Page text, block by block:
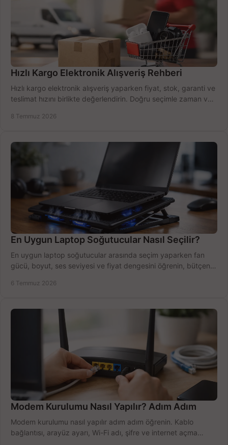
Hızlı Kargo Elektronik Alışveriş Rehberi
Hızlı kargo elektronik alışveriş yaparken fiyat, stok, garanti ve
teslimat hızını birlikte değerlendirin. Doğru seçimle zaman ve
8 Temmuz 2026
En Uygun Laptop Soğutucular Nasıl Seçilir?
En uygun laptop soğutucular arasında seçim yaparken fan
gücü, boyut, ses seviyesi ve fiyat dengesini öğrenin, bütçenizi
6 Temmuz 2026
Modem Kurulumu Nasıl Yapılır? Adım Adım
Modem kurulumu nasıl yapılır adım adım öğrenin. Kablo
bağlantısı, arayüz ayarı, Wi-Fi adı, şifre ve internet açma